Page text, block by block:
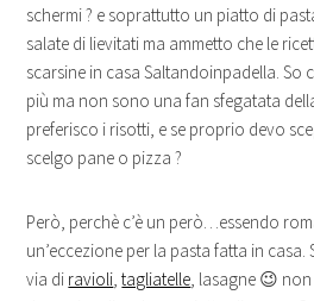
schermi ? e soprattutto un piatto di
salate di lievitati ma ammetto che le
scarsine in casa Saltandoinpadella. So
più ma non sono una fan sfegatata
preferisco i risotti, e se proprio devo
scelgo pane o pizza ?
Però, perchè c’è un però…essendo
un’eccezione per la pasta fatta in
via di ravioli,tagliatelle, lasagne 😉 non